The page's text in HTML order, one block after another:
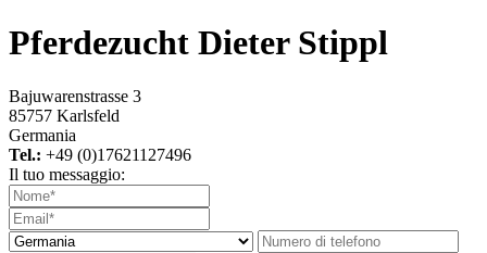
Pferdezucht Dieter Stippl
Bajuwarenstrasse 3
85757 Karlsfeld
Germania
Tel.: +49 (0)17621127496
Il tuo messaggio: